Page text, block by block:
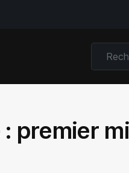
premier